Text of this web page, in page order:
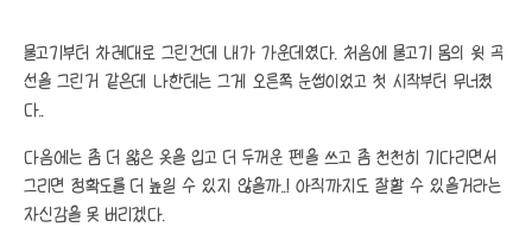
물고기부터 차례대로 그린건데 내가 가운데였다. 처음에 물고기 몸의 윗 곡
선을 그린거 같은데 나한테는 그게 오른쪽 눈썹이었고 첫 시작부터 무너졌
다..
다음에는 좀 더 얇은 옷을 입고 더 두꺼운 펜을 쓰고 좀 천천히 기다리면서
그리면 정확도를 더 높일 수 있지 않을까..! 아직까지도 잘할 수 있을거라는
자신감을 못 버리겠다.